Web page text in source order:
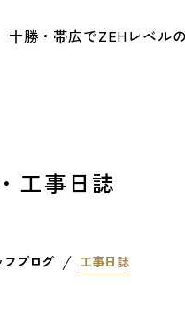
十勝・帯広でZEHレベル
工事日誌
フブログ 工事日誌